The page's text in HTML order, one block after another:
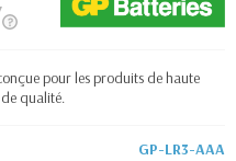
pour les produits de haute
qualité.
GP-LR3-AAA